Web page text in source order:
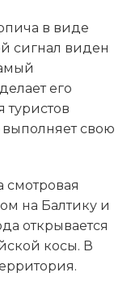
в виде
сигнал виден
его
свою
на Балтику и
открывается
косы. В